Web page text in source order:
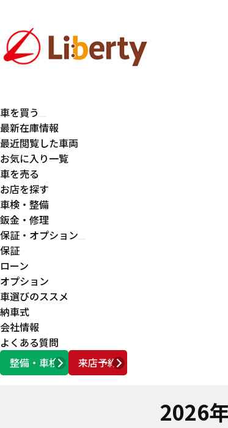
車を買う
最新在庫情報
最近閲覧した車両
お気に入り一覧
車を売る
お店を探す
車検・整備
鈑金・修理
保証・オプション
保証
ローン
オプション
車選びのススメ
納車式
会社情報
よくある質問
整備・車検
来店予約
営業時間 AM10:00 ～ PM6:00
2026